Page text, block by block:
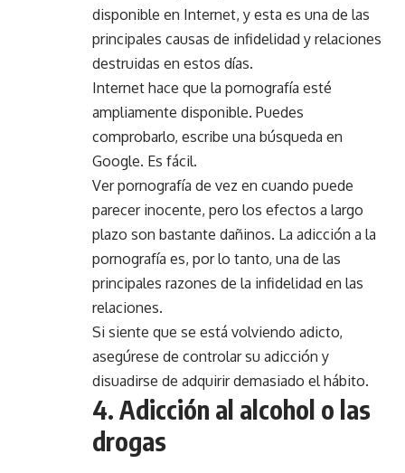
disponible en Internet, y esta es una de las
principales causas de infidelidad y relaciones
destruidas en estos días.
Internet hace que la pornografía esté
ampliamente disponible. Puedes
comprobarlo, escribe una búsqueda en
Google. Es fácil.
Ver pornografía de vez en cuando puede
parecer inocente, pero los efectos a largo
plazo son bastante dañinos. La adicción a la
pornografía es, por lo tanto, una de las
principales razones de la infidelidad en las
relaciones.
Si siente que se está volviendo adicto,
asegúrese de controlar su adicción y
disuadirse de adquirir demasiado el hábito.
4. Adicción al alcohol o las
drogas